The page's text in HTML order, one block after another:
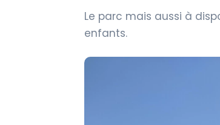
Le parc mais aussi à
enfants.